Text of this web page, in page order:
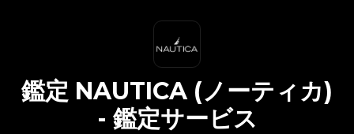
鑑定 NAUTICA (ノーティカ)
- 鑑定サービス